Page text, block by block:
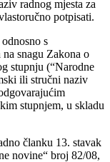
radnog mjesta za
potpisati.
s
snagu Zakona o
stupnju (“Narodne
ili stručni naziv
stupnjem, u skladu
članku 13. stavak
novine“ broj 82/08,